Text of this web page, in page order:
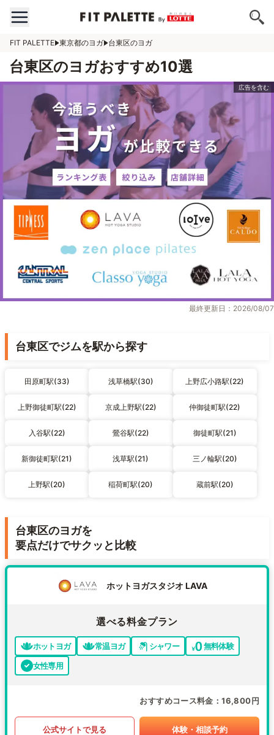
FIT PALETTE 東京都のヨガ 台東区のヨガ
台東区のヨガおすすめ10選
最終更新日：2026/08/07
台東区でジムを駅から探す
田原町駅(33) 浅草橋駅(30) 上野広小路駅(22)
上野御徒町駅(22) 京成上野駅(22) 仲御徒町駅(22)
入谷駅(22) 鶯谷駅(22) 御徒町駅(21)
新御徒町駅(21) 浅草駅(21) 三ノ輪駅(20)
上野駅(20) 稲荷町駅(20) 蔵前駅(20)
台東区のヨガを
要点だけでサクッと比較
ホットヨガスタジオ LAVA
選べる料金プラン
ホットヨガ 常温ヨガ シャワー
無料体験
女性専用
おすすめコース料金 16,800円
公式サイトで見る 体験・相談予約